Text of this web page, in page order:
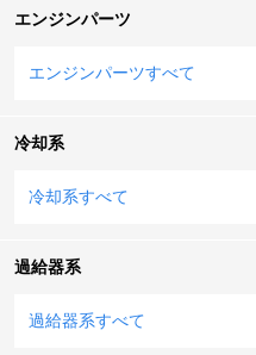
エンジンパーツ
エンジンパーツすべて
冷却系
冷却系すべて
過給器系
過給器系すべて